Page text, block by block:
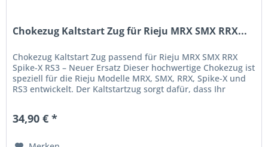
Chokezug Kaltstart Zug für Rieju MRX SMX RRX...
Chokezug Kaltstart Zug passend für Rieju MRX SMX RRX
Spike-X RS3 – Neuer Ersatz Dieser hochwertige Chokezug ist
speziell für die Rieju Modelle MRX, SMX, RRX, Spike-X und
RS3 entwickelt. Der Kaltstartzug sorgt dafür, dass Ihr
34,90 € *